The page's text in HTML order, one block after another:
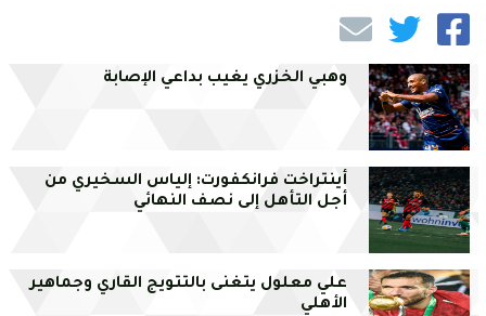
وهبي الخزري يغيب بداعي الإصابة
أينتراخت فرانكفورت: إلياس السخيري من
أجل التأهل إلى نصف النهائي
علي معلول يتغنى بالتتويج القاري وجماهير
الأهلي